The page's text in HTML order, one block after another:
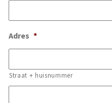
Adres *
Straat + huisnummer